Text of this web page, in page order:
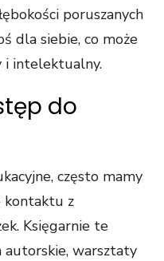
poruszanych
dla siebie, co może
i intelektualny.
do
często mamy
kontaktu z
Księgarnie te
autorskie, warsztaty